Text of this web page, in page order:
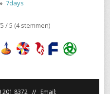
7days
/ 5 (4 stemmen)
8372 // Email: